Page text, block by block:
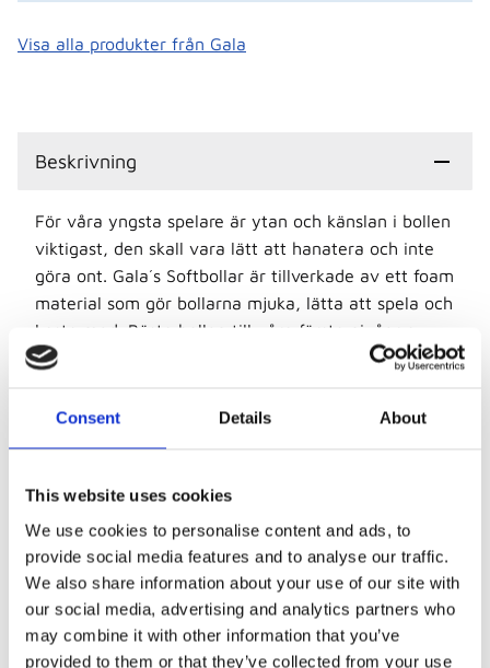
Consent Details About
This website uses cookies
We use cookies to personalise content and ads, to
provide social media features and to analyse our traffic.
We also share information about your use of our site with
our social media, advertising and analytics partners who
may combine it with other information that you’ve
provided to them or that they’ve collected from your use
Visa alla produkter från Gala
Beskrivning
För våra yngsta spelare är ytan och känslan i bollen
viktigast, den skall vara lätt att hanatera och inte
göra ont. Gala´s Softbollar är tillverkade av ett foam
material som gör bollarna mjuka, lätta att spela och
kasta med. Bästa bollen till våra första nivåer av
Kidsvolley. Väger endast 170 gram. För barn i åldern
Precis som alla Gala´s volleybollar är dom
handgjorda i Tjeckien.
Såhär skriver Gala om denna bollen:
• the ultralight ball is recommended for starting
volleyball juniors
• the surface of the ball is made of special
lightweight foam material, which is very pleasant to